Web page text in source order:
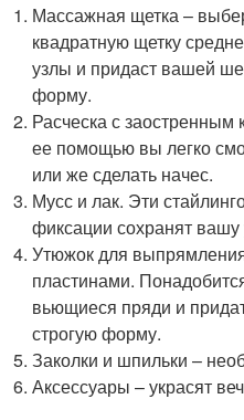
Массажная щетка –
квадратную щетку
узлы и придаст вашей
форму.
Расческа с
ее помощью вы легко
или же сделать начес.
Мусс и лак. Эти
фиксации сохранят вашу
Утюжок для
пластинами.
вьющиеся пряди и
строгую форму.
Заколки и шпильки –
Аксессуары – украсят